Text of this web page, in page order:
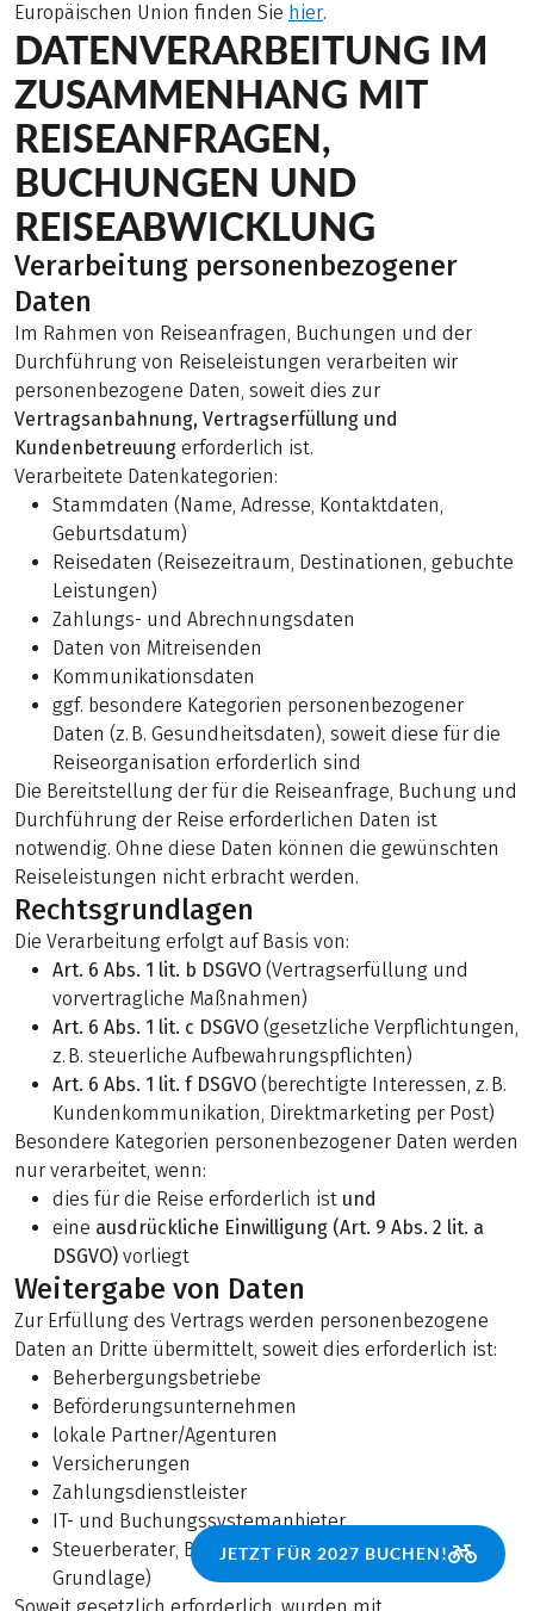
Europäischen Union finden Sie hier.
DATENVERARBEITUNG IM
ZUSAMMENHANG MIT
REISEANFRAGEN,
BUCHUNGEN UND
REISEABWICKLUNG
Verarbeitung personenbezogener
Daten
Im Rahmen von Reiseanfragen, Buchungen und der
Durchführung von Reiseleistungen verarbeiten wir
personenbezogene Daten, soweit dies zur
Vertragsanbahnung, Vertragserfüllung und
Kundenbetreuung erforderlich ist.
Verarbeitete Datenkategorien:
Stammdaten (Name, Adresse, Kontaktdaten,
Geburtsdatum)
Reisedaten (Reisezeitraum, Destinationen, gebuchte
Leistungen)
Zahlungs- und Abrechnungsdaten
Daten von Mitreisenden
Kommunikationsdaten
ggf. besondere Kategorien personenbezogener
Daten (z. B. Gesundheitsdaten), soweit diese für die
Reiseorganisation erforderlich sind
Die Bereitstellung der für die Reiseanfrage, Buchung und
Durchführung der Reise erforderlichen Daten ist
notwendig. Ohne diese Daten können die gewünschten
Reiseleistungen nicht erbracht werden.
Rechtsgrundlagen
Die Verarbeitung erfolgt auf Basis von:
Art. 6 Abs. 1 lit. b DSGVO (Vertragserfüllung und
vorvertragliche Maßnahmen)
Art. 6 Abs. 1 lit. c DSGVO (gesetzliche Verpflichtungen,
z. B. steuerliche Aufbewahrungspflichten)
Art. 6 Abs. 1 lit. f DSGVO (berechtigte Interessen, z. B.
Kundenkommunikation, Direktmarketing per Post)
Besondere Kategorien personenbezogener Daten werden
nur verarbeitet, wenn:
dies für die Reise erforderlich ist und
eine ausdrückliche Einwilligung (Art. 9 Abs. 2 lit. a
DSGVO) vorliegt
Weitergabe von Daten
Zur Erfüllung des Vertrags werden personenbezogene
Daten an Dritte übermittelt, soweit dies erforderlich ist:
Beherbergungsbetriebe
Beförderungsunternehmen
lokale Partner/Agenturen
Versicherungen
Zahlungsdienstleister
IT- und Buchungssystemanbieter
Steuerberater, Behörden (auf gesetzlicher
Grundlage)
JETZT FÜR 2027 BUCHEN!